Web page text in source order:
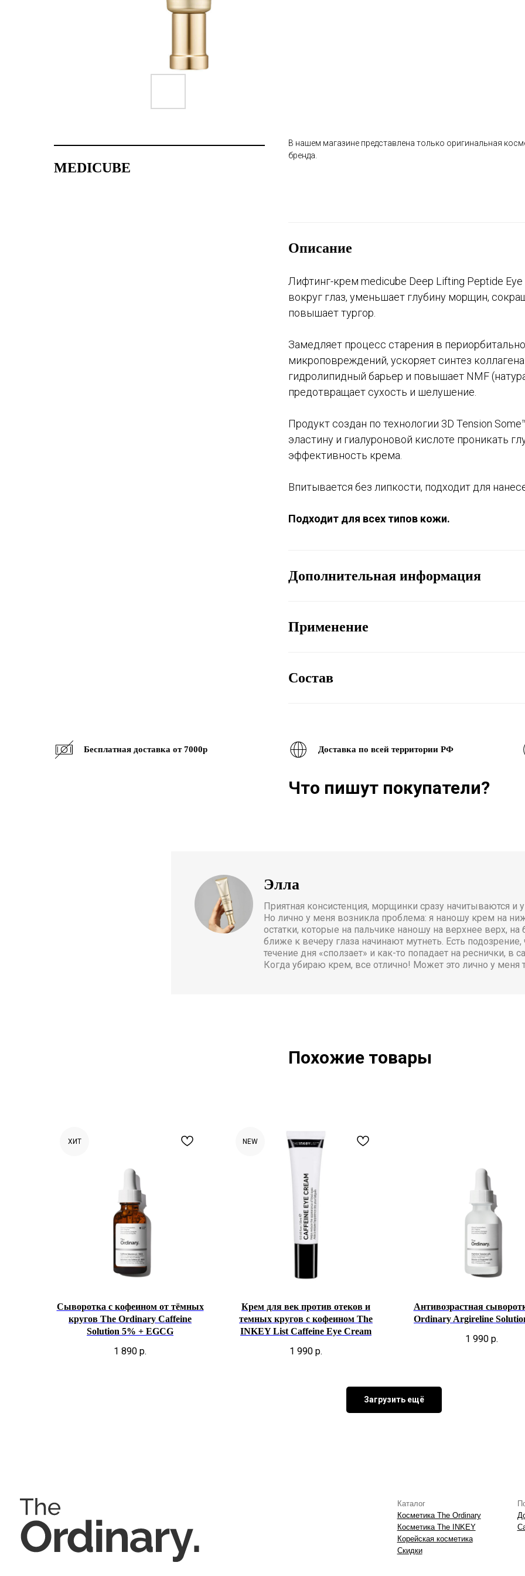
MEDICUBE
В нашем магазине представлена только оригинальная
бренда.
Описание
Лифтинг-крем medicube Deep Lifting Peptide
вокруг глаз, уменьшает глубину морщин,
повышает тургор.
Замедляет процесс старения в
микроповреждений, ускоряет синтез
гидролипидный барьер и повышает NMF
предотвращает сухость и шелушение.
Продукт создан по технологии 3D Tension
эластину и гиалуроновой кислоте проникать
эффективность крема.
Впитывается без липкости, подходит для
Подходит для всех типов кожи.
Дополнительная информация
Применение
Состав
Бесплатная доставка от 7000р Доставка по всей территории РФ
Что пишут покупатели?
Элла
Приятная консистенция, морщинки сразу начитываются и
Но лично у меня возникла проблема: я наношу крем на
остатки, которые на пальчике наношу на верхнее верх, на
ближе к вечеру глаза начинают мутнеть. Есть подозрение,
течение дня «сползает» и как-то попадает на реснички, в
Когда убираю крем, все отлично! Может это лично у меня
Похожие товары
ХИТ
Сыворотка с кофеином от тёмных
кругов The Ordinary Caffeine
Solution 5% + EGCG
1 890 р.
NEW
Крем для век против отеков и
темных кругов с кофеином The
INKEY List Caffeine Eye Cream
1 990 р.
Антивозрастная
Ordinary Argireline
1 990 р.
Загрузить ещё
© 2026 The Ordinary Cosmetics
Покупателям
Доставка и оплата
Самовывоз
Каталог
Косметика The Ordinary
Косметика The INKEY
организацией на территории РФ.